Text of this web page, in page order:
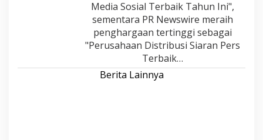
Media Sosial Terbaik Tahun Ini",
sementara PR Newswire meraih
penghargaan tertinggi sebagai
"Perusahaan Distribusi Siaran Pers
Terbaik…
Berita Lainnya